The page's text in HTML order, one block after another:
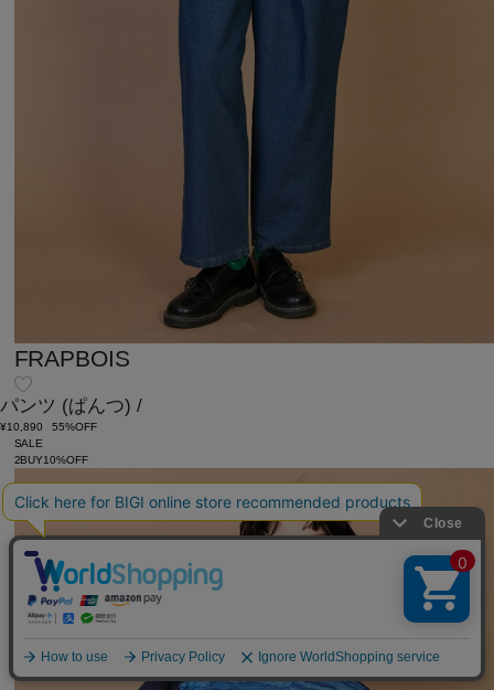
FRAPBOIS
パンツ (ぱんつ) /
¥10,890
55%OFF
SALE
2BUY10%OFF